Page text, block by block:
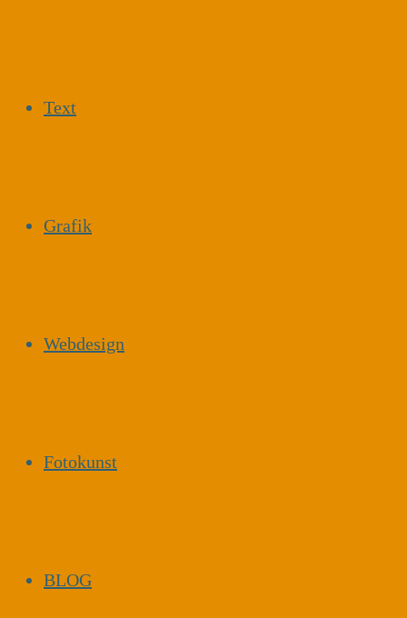
Text
Grafik
Webdesign
Fotokunst
BLOG